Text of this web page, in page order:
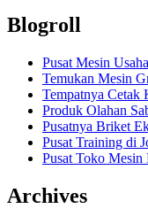
Blogroll
Pusat Mesin
Temukan Mesin
Tempatnya Cetak
Produk Olahan
Pusatnya Briket
Pusat Training di
Pusat Toko Mesin
Archives